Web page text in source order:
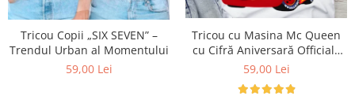
Lenjerii de pat pentru copii
Cadouri Cuplu
Fashion
Pijamale de CRACIUN
Tricou Copii „SIX SEVEN” –
Trendul Urban al Momentului
59,00 Lei
Tricou cu Masina Mc Queen
cu Cifră Aniversară Official|
Cadou Personalizat e-CADOU
59,00 Lei